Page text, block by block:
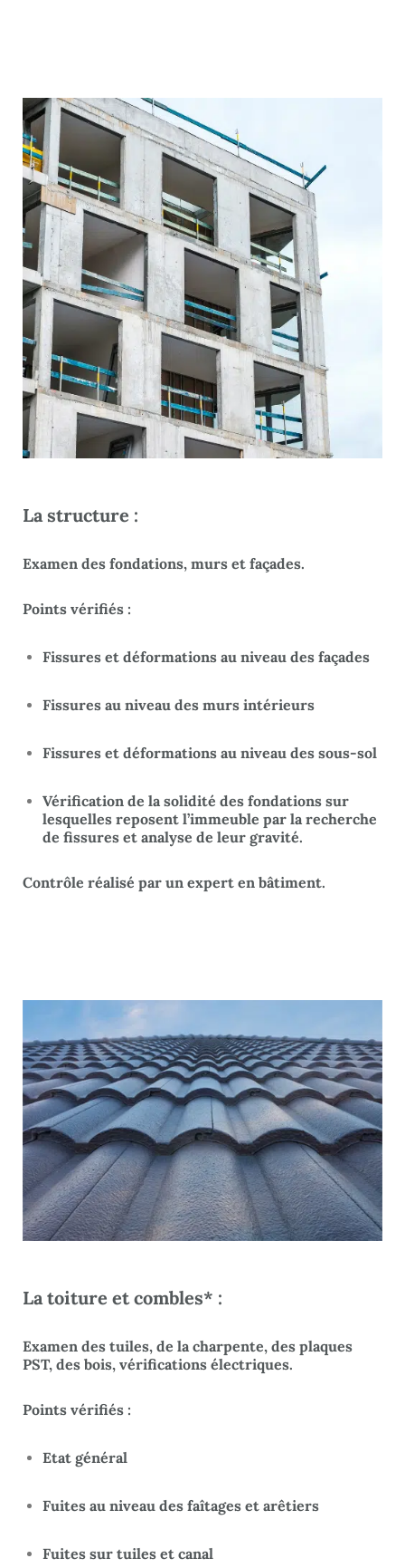
La structure :
Examen des fondations, murs et façades.
Points vérifiés :
Fissures et déformations au niveau des façades
Fissures au niveau des murs intérieurs
Fissures et déformations au niveau des sous-sol
Vérification de la solidité des fondations sur
lesquelles reposent l’immeuble par la recherche
de fissures et analyse de leur gravité.
Contrôle réalisé par un expert en bâtiment.
La toiture et combles* :
Examen des tuiles, de la charpente, des plaques
PST, des bois, vérifications électriques.
Points vérifiés :
Etat général
Fuites au niveau des faîtages et arêtiers
Fuites sur tuiles et canal